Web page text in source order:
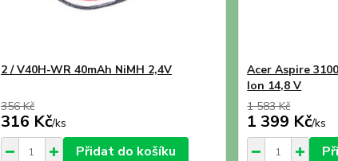
2 / V40H-WR 40mAh NiMH 2,4V
356 Kč
316 Kč/ks
Přidat do košíku
Acer Aspire
Ion 14,8 V
1 583 Kč
1 399 Kč/ks